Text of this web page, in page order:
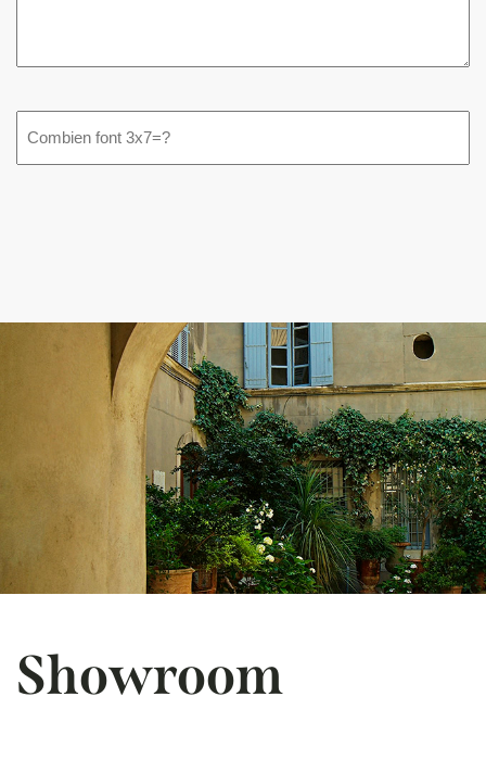
Combien
font
Showroom